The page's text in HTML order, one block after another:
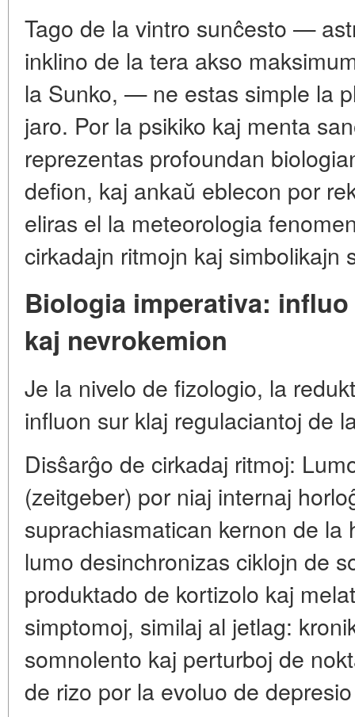
Tago de la vintro sunĉesto —
inklino de la tera akso
la Sunko, — ne estas simple la
jaro. Por la psikiko kaj menta
reprezentas profoundan
defion, kaj ankaŭ eblecon por
eliras el la meteorologia
cirkadajn ritmojn kaj simbolikajn
Biologia imperativa:
kaj nevrokemion
Je la nivelo de fizologio, la
influon sur klaj regulaciantoj de
Disŝarĝo de cirkadaj ritmoj:
(zeitgeber) por niaj internaj
suprachiasmatican kernon de
lumo desinchronizas ciklojn de
produktado de kortizolo kaj
simptomoj, similaj al jetlag:
somnolento kaj perturboj de
de rizo por la evoluo de